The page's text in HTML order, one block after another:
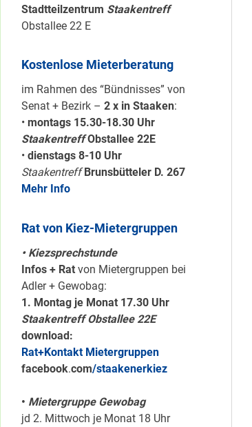
Stadtteilzentrum Staakentreff
Obstallee 22 E
Kostenlose Mieterberatung
im Rahmen des “Bündnisses” von
Senat + Bezirk – 2 x in Staaken:
• montags 15.30-18.30 Uhr
Staakentreff Obstallee 22E
• dienstags 8-10 Uhr
Staakentreff Brunsbütteler D. 267
Mehr Info
Rat von Kiez-Mietergruppen
• Kiezsprechstunde
Infos + Rat von Mietergruppen bei
Adler + Gewobag:
1. Montag je Monat 17.30 Uhr
Staakentreff Obstallee 22E
download:
Rat+Kontakt Mietergruppen
facebook.com/staakenerkiez
• Mietergruppe Gewobag
jd 2. Mittwoch je Monat 18 Uhr